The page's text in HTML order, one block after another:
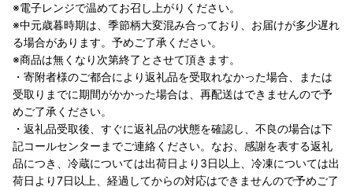
※電子レンジで温めてお召し上がりください。
※中元歳暮時期は、季節柄大変混み合っており、お届けが多少遅れ
る場合があります。予めご了承ください。
※商品は無くなり次第終了とさせて頂きます。
・寄附者様のご都合により返礼品を受取れなかった場合、または
受取りまでに期間がかかった場合は、再配送はできませんので予
めご了承ください。
・返礼品受取後、すぐに返礼品の状態を確認し、不良の場合は下
記コールセンターまでご連絡ください。なお、感謝を表する返礼
品につき、冷蔵については出荷日より3日以上、冷凍については出
荷日より7日以上、経過してからの対応はできませんので予めご了